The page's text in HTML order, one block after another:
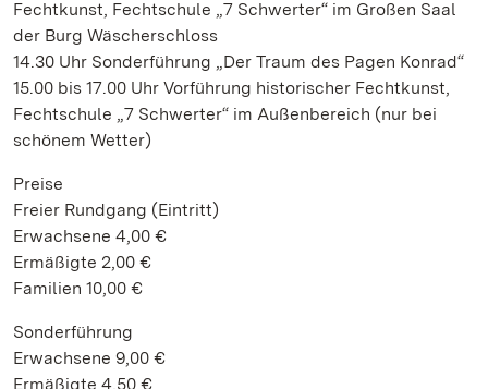
Fechtkunst, Fechtschule „7 Schwerter“ im Großen Saal
der Burg Wäscherschloss
14.30 Uhr Sonderführung „Der Traum des Pagen Konrad“
15.00 bis 17.00 Uhr Vorführung historischer Fechtkunst,
Fechtschule „7 Schwerter“ im Außenbereich (nur bei
schönem Wetter)
Preise
Freier Rundgang (Eintritt)
Erwachsene 4,00 €
Ermäßigte 2,00 €
Familien 10,00 €
Sonderführung
Erwachsene 9,00 €
Ermäßigte 4,50 €